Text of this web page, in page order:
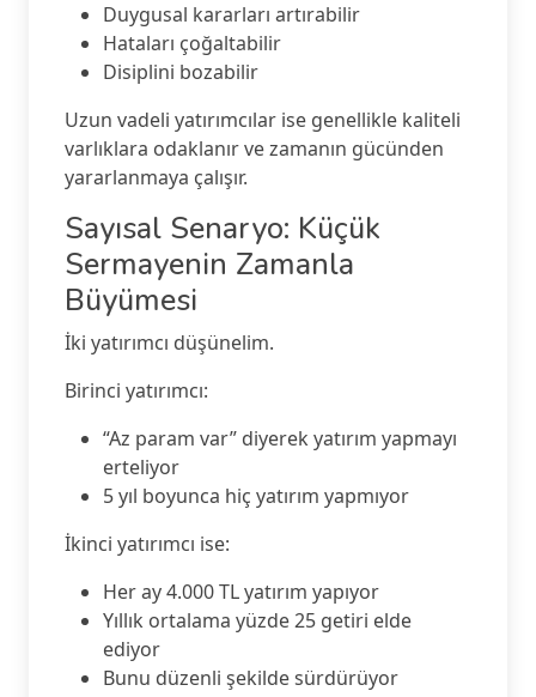
Duygusal kararları artırabilir
Hataları çoğaltabilir
Disiplini bozabilir
Uzun vadeli yatırımcılar ise genellikle kaliteli
varlıklara odaklanır ve zamanın gücünden
yararlanmaya çalışır.
Sayısal Senaryo: Küçük
Sermayenin Zamanla
Büyümesi
İki yatırımcı düşünelim.
Birinci yatırımcı:
“Az param var” diyerek yatırım yapmayı
erteliyor
5 yıl boyunca hiç yatırım yapmıyor
İkinci yatırımcı ise:
Her ay 4.000 TL yatırım yapıyor
Yıllık ortalama yüzde 25 getiri elde
ediyor
Bunu düzenli şekilde sürdürüyor